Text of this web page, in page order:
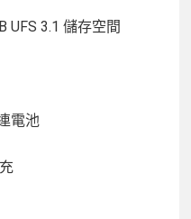
UFS 3.1 儲存空間
電池